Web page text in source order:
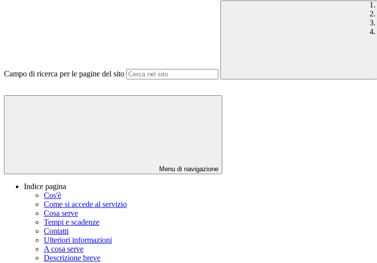
Campo di ricerca per le pagine del sito
Menu di navigazione
Indice pagina
Cos'è
Come si accede al servizio
Cosa serve
Tempi e scadenze
Contatti
Ulteriori informazioni
A cosa serve
Descrizione breve